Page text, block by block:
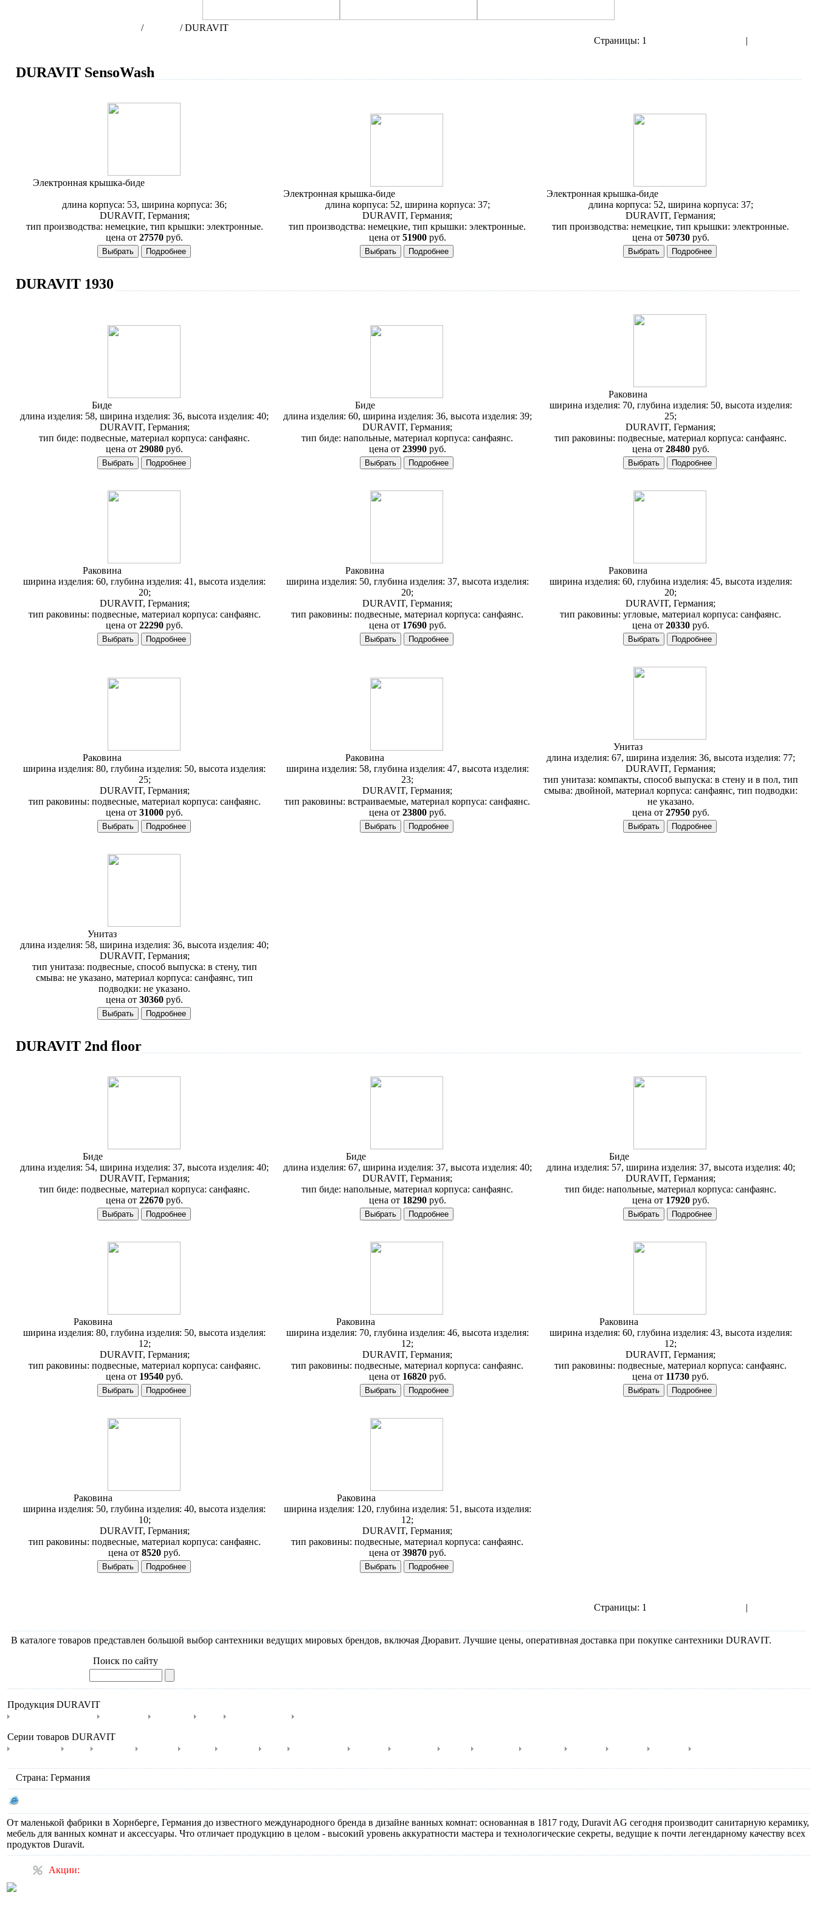
/ /DURAVIT
Страницы: 1 |
DURAVIT SensoWash
Электронная крышка-биде
длина корпуса: 53, ширина корпуса: 36;
DURAVIT, Германия;
тип производства: немецкие, тип крышки: электронные.
цена от 27570 руб.
Электронная крышка-биде
длина корпуса: 52, ширина корпуса: 37;
DURAVIT, Германия;
тип производства: немецкие, тип крышки: электронные.
цена от51900 руб.
Электронная крышка-биде
длина корпуса: 52, ширина корпуса: 37;
DURAVIT, Германия;
тип производства: немецкие, тип крышки: электронные.
цена от50730 руб.
DURAVIT 1930
Биде
длина изделия: 58, ширина изделия: 36, высота изделия: 40;
DURAVIT, Германия;
тип биде: подвесные, материал корпуса: санфаянс.
цена от 29080 руб.
Биде
длина изделия: 60, ширина изделия: 36, высота изделия: 39;
DURAVIT, Германия;
тип биде: напольные, материал корпуса: санфаянс.
цена от23990 руб.
Раковина
ширина изделия: 70, глубина изделия: 50, высота изделия:
25;
DURAVIT, Германия;
тип раковины: подвесные, материал корпуса: санфаянс.
цена от28480 руб.
Раковина
ширина изделия: 60, глубина изделия: 41, высота изделия:
20;
DURAVIT, Германия;
тип раковины: подвесные, материал корпуса: санфаянс.
цена от 22290 руб.
Раковина
ширина изделия: 50, глубина изделия: 37, высота изделия:
20;
DURAVIT, Германия;
тип раковины: подвесные, материал корпуса: санфаянс.
цена от17690 руб.
Раковина
ширина изделия: 60, глубина изделия: 45, высота изделия:
20;
DURAVIT, Германия;
тип раковины: угловые, материал корпуса: санфаянс.
цена от20330 руб.
Раковина
ширина изделия: 80, глубина изделия: 50, высота изделия:
25;
DURAVIT, Германия;
тип раковины: подвесные, материал корпуса: санфаянс.
цена от 31000 руб.
Раковина
ширина изделия: 58, глубина изделия: 47, высота изделия:
23;
DURAVIT, Германия;
тип раковины: встраиваемые, материал корпуса: санфаянс.
цена от23800 руб.
Унитаз
длина изделия: 67, ширина изделия: 36, высота изделия: 77;
DURAVIT, Германия;
тип унитаза: компакты, способ выпуска: в стену и в пол, тип
смыва: двойной, материал корпуса: санфаянс, тип подводки:
не указано.
цена от27950 руб.
Унитаз
длина изделия: 58, ширина изделия: 36, высота изделия: 40;
DURAVIT, Германия;
тип унитаза: подвесные, способ выпуска: в стену, тип
смыва: не указано, материал корпуса: санфаянс, тип
подводки: не указано.
цена от 30360 руб.
DURAVIT 2nd floor
Биде
длина изделия: 54, ширина изделия: 37, высота изделия: 40;
DURAVIT, Германия;
тип биде: подвесные, материал корпуса: санфаянс.
цена от 22670 руб.
Биде
длина изделия: 67, ширина изделия: 37, высота изделия: 40;
DURAVIT, Германия;
тип биде: напольные, материал корпуса: санфаянс.
цена от18290 руб.
Биде
длина изделия: 57, ширина изделия: 37, высота изделия: 40;
DURAVIT, Германия;
тип биде: напольные, материал корпуса: санфаянс.
цена от17920 руб.
Раковина
ширина изделия: 80, глубина изделия: 50, высота изделия:
12;
DURAVIT, Германия;
тип раковины: подвесные, материал корпуса: санфаянс.
цена от 19540 руб.
Раковина
ширина изделия: 70, глубина изделия: 46, высота изделия:
12;
DURAVIT, Германия;
тип раковины: подвесные, материал корпуса: санфаянс.
цена от16820 руб.
Раковина
ширина изделия: 60, глубина изделия: 43, высота изделия:
12;
DURAVIT, Германия;
тип раковины: подвесные, материал корпуса: санфаянс.
цена от 11730 руб.
Раковина
ширина изделия: 50, глубина изделия: 40, высота изделия:
10;
DURAVIT, Германия;
тип раковины: подвесные, материал корпуса: санфаянс.
цена от 8520 руб.
Раковина
ширина изделия: 120, глубина изделия: 51, высота изделия:
12;
DURAVIT, Германия;
тип раковины: подвесные, материал корпуса: санфаянс.
цена от39870 руб.
Страницы: 1 |
В каталоге товаров представлен большой выбор сантехники ведущих мировых брендов, включая Дюравит. Лучшие цены, оперативная доставка при покупке сантехники DURAVIT.
Поиск по сайту
Продукция DURAVIT
Серии товаров DURAVIT
Страна: Германия
От маленькой фабрики в Хорнберге, Германия до известного международного бренда в дизайне ванных комнат: основанная в 1817 году, Duravit AG сегодня производит санитарную керамику,
мебель для ванных комнат и аксессуары. Что отличает продукцию в целом - высокий уровень аккуратности мастера и технологические секреты, ведущие к почти легендарному качеству всех
продуктов Duravit.
Акции: